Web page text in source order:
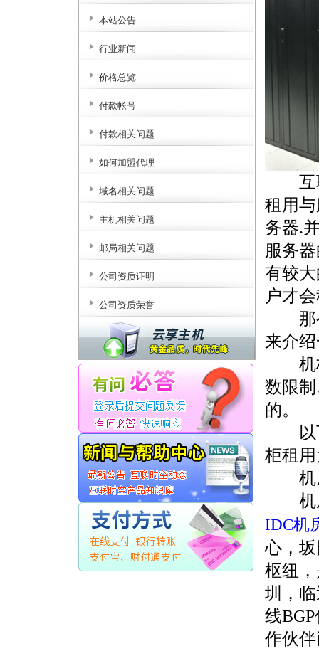
本站公告
行业新闻
价格总览
付款帐号
付款相关问题
如何加盟代理
域名相关问题
主机相关问题
邮局相关问题
公司资质证明
公司资质荣誉
互联
租用
务器.
服务
有较
户才
那么
来介
机柜
数限
的。
以下
柜租
机房
机
IDC机
心，
枢纽
圳，
线
作伙